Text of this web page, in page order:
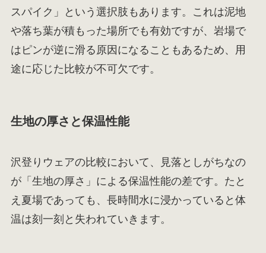
スパイク」という選択肢もあります。これは泥地
や落ち葉が積もった場所でも有効ですが、岩場で
はピンが逆に滑る原因になることもあるため、用
途に応じた比較が不可欠です。
生地の厚さと保温性能
沢登りウェアの比較において、見落としがちなの
が「生地の厚さ」による保温性能の差です。たと
え夏場であっても、長時間水に浸かっていると体
温は刻一刻と失われていきます。